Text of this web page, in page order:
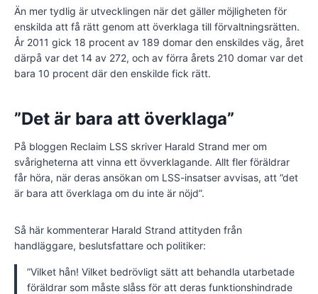
Än mer tydlig är utvecklingen när det gäller möjligheten för
enskilda att få rätt genom att överklaga till förvaltningsrätten.
År 2011 gick 18 procent av 189 domar den enskildes väg, året
därpå var det 14 av 272, och av förra årets 210 domar var det
bara 10 procent där den enskilde fick rätt.
”Det är bara att överklaga”
På bloggen Reclaim LSS skriver Harald Strand mer om
svårigheterna att vinna ett övverklagande. Allt fler föräldrar
får höra, när deras ansökan om LSS-insatser avvisas, att ”det
är bara att överklaga om du inte är nöjd”.
Så här kommenterar Harald Strand attityden från
handläggare, beslutsfattare och politiker:
”Vilket hån! Vilket bedrövligt sätt att behandla utarbetade
föräldrar som måste slåss för att deras funktionshindrade